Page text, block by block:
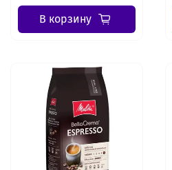
В корзину